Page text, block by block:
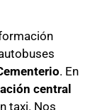
. En
central
taxi. Nos